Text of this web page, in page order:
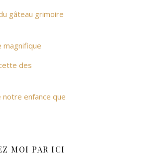
gâteau grimoire
magnifique
des
notre enfance que
MOI PAR ICI